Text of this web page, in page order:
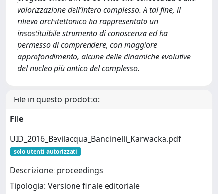
valorizzazione dell’intero complesso. A tal fine, il
rilievo architettonico ha rappresentato un
insostituibile strumento di conoscenza ed ha
permesso di comprendere, con maggiore
approfondimento, alcune delle dinamiche evolutive
del nucleo più antico del complesso.
File in questo prodotto:
File
UID_2016_Bevilacqua_Bandinelli_Karwacka.pdf
solo utenti autorizzati
Descrizione: proceedings
Tipologia: Versione finale editoriale